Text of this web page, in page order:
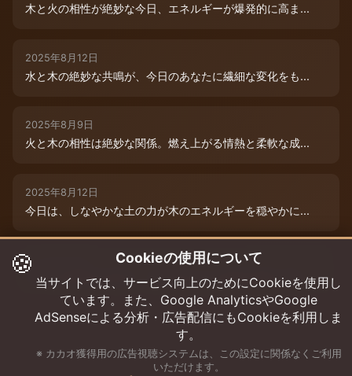
木と火の相性が絶妙な今日、エネルギーが爆発的に高ま...
2025年8月12日
水と木の絶妙な共鳴が、今日のあなたに繊細な変化をも...
2025年8月9日
火と木の相性は絶妙な関係。燃え上がる情熱と柔軟な成...
2025年8月12日
今日は、しなやかな土の力が木のエネルギーを穏やかに...
2025年8月9日
水と木の絶妙な共演が、今日のあなたを特別な輝きで包...
🍪 Cookieの使用について
当サイトでは、サービス向上のためにCookieを使用し
ています。また、Google AnalyticsやGoogle
AdSenseによる分析・広告配信にもCookieを利用しま
す。
※ カカオ獲得用の広告視聴システムは、この設定に関係なくご利用
いただけます。